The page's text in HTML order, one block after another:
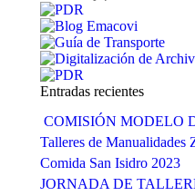
Entradas recientes
COMISIÓN MODELO
Talleres de Manualidades
Comida San Isidro 2023
JORNADA DE